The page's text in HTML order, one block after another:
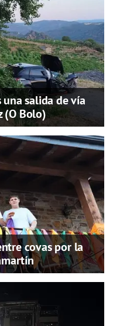
salida de vía
(O Bolo)
covas por la